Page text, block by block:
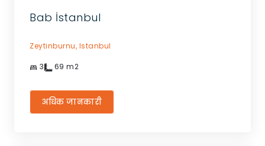
Bab İstanbul
Zeytinburnu, Istanbul
3 69 m2
अधिक जानकारी